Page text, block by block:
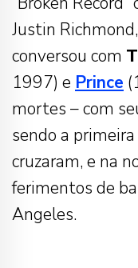
Justin
conversou com
1997) e Prince
mortes – com
sendo a
cruzaram, e na
ferimentos de
Angeles.